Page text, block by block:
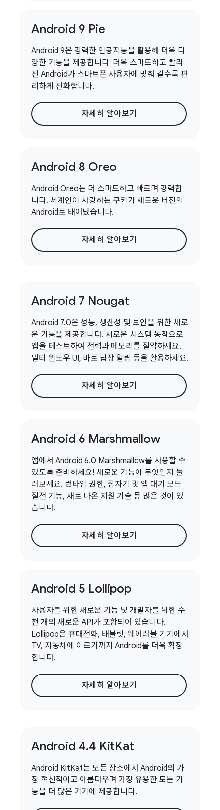
Android 9 Pie
Android 9은 강력한 인공지능을 활용해 더욱 다
양한 기능을 제공합니다. 더욱 스마트하고 빨라
진 Android가 스마트폰 사용자에 맞춰 갈수록 편
리하게 진화합니다.
자세히 알아보기
Android 8 Oreo
Android Oreo는 더 스마트하고 빠르며 강력합
니다. 세계인이 사랑하는 쿠키가 새로운 버전의
Android로 태어났습니다.
자세히 알아보기
Android 7 Nougat
Android 7.0은 성능, 생산성 및 보안을 위한 새로
운 기능을 제공합니다. 새로운 시스템 동작으로
앱을 테스트하여 전력과 메모리를 절약하세요.
멀티 윈도우 UI, 바로 답장 알림 등을 활용하세요.
자세히 알아보기
Android 6 Marshmallow
앱에서 Android 6.0 Marshmallow를 사용할 수
있도록 준비하세요! 새로운 기능이 무엇인지 둘
러보세요. 런타임 권한, 잠자기 및 앱 대기 모드
절전 기능, 새로 나온 지원 기술 등 많은 것이 있
습니다.
자세히 알아보기
Android 5 Lollipop
사용자를 위한 새로운 기능 및 개발자를 위한 수
천 개의 새로운 API가 포함되어 있습니다.
Lollipop은 휴대전화, 태블릿, 웨어러블 기기에서
TV, 자동차에 이르기까지 Android를 더욱 확장
합니다.
자세히 알아보기
Android 4.4 KitKat
Android KitKat는 모든 장소에서 Android의 가
장 혁신적이고 아름다우며 가장 유용한 모든 기
능을 더 많은 기기에 제공합니다.